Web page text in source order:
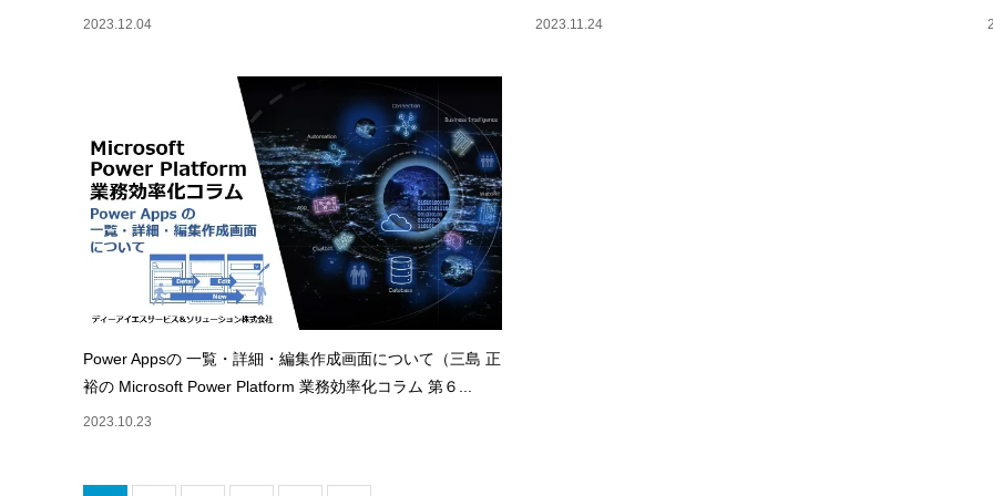
2023.12.04 2023.11.24
Power Appsの 一覧・詳細・編集作成画面について（三島 正
裕の Microsoft Power Platform 業務効率化コラム 第６...
2023.10.23